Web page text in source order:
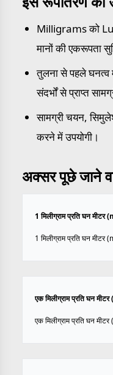
Milligrams को
मानों की एकरूपता
तुलना से पहले घनत्व
संदर्भों से प्राप्त
सामग्री चयन,
करने में उपयोगी।
अक्सर पूछे जाने
1 मिलीग्राम प्रति घन
1 मिलीग्राम प्रति घन
एक मिलीग्राम प्रति घन
एक मिलीग्राम प्रति घन